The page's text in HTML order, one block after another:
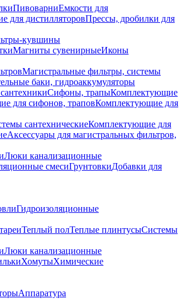
ПивоварниЕмкости для
для дистилляторовПрессы, дробилки для
кувшины
Магниты сувенирныеИконы
Магистральные фильтры, системы
баки, гидроаккумуляторы
Сифоны, трапыКомплектующие
для сифонов, траповКомплектующие для
сантехническиеКомплектующие для
Аксессуары для магистральных фильтров,
Люки канализационные
смесиГрунтовкиДобавки для
Гидроизоляционные
Теплый полТеплые плинтусыСистемы
Люки канализационные
ХомутыХимические
Аппаратура